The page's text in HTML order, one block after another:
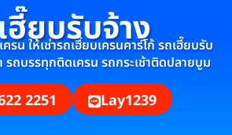
ฮี๊ยบรับจ้าง
รน ให้เช่ารถเฮี๊ยบเครนคาร์โก้ รถเฮี๊ยบรับ
รถบรรทุกติดเครน รถกระเช้าติดปลายบูม
2251 Lay1239